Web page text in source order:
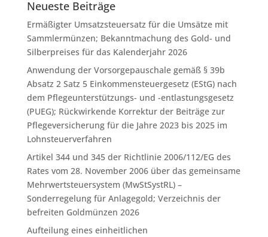
Neueste Beiträge
Ermäßigter Umsatzsteuersatz für die Umsätze mit
Sammlermünzen; Bekanntmachung des Gold- und
Silberpreises für das Kalenderjahr 2026
Anwendung der Vorsorgepauschale gemäß § 39b
Absatz 2 Satz 5 Einkommensteuergesetz (EStG) nach
dem Pflegeunterstützungs- und -entlastungsgesetz
(PUEG); Rückwirkende Korrektur der Beiträge zur
Pflegeversicherung für die Jahre 2023 bis 2025 im
Lohnsteuerverfahren
Artikel 344 und 345 der Richtlinie 2006/112/EG des
Rates vom 28. November 2006 über das gemeinsame
Mehrwertsteuersystem (MwStSystRL) –
Sonderregelung für Anlagegold; Verzeichnis der
befreiten Goldmünzen 2026
Aufteilung eines einheitlichen